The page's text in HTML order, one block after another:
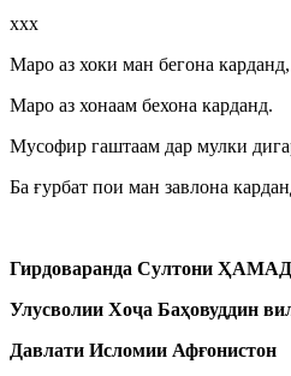
ххх
Маро аз хоки ман бегона карданд,
Маро аз хонаам бехона карданд.
Мусофир гаштаам дар мулки
Ба ғурбат пои ман завлона
Гирдоваранда Султони ҲАМАД
Улусволии Хоҷа Баҳовуддин
Давлати Исломии Афғонистон